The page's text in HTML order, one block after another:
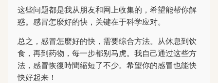
这些问题都是我从朋友和网上收集的，希望能帮你解
惑。感冒怎麼好的快，关键在于科学应对。
总之，感冒怎麼好的快，需要综合方法。从休息到饮
食，再到药物，每一步都别马虎。我自己通过这些方
法，感冒恢復時間縮短了不少。希望你的感冒也能快
快好起来！